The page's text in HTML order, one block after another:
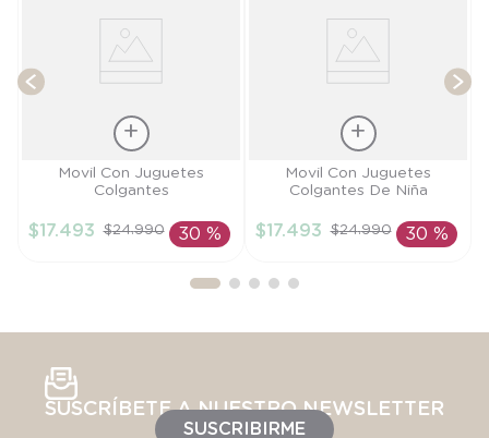
Talla
AÑADIR AL
Movil Con Juguetes
Colgantes
$17.493 $24.990 30 %
Talla
AÑADIR AL
Movil Con Juguetes
Colgantes De Niña
$17.493 $24.990 30 %
SUSCRÍBETE A NUESTRO NEWSLETTER
SUSCRIBIRME